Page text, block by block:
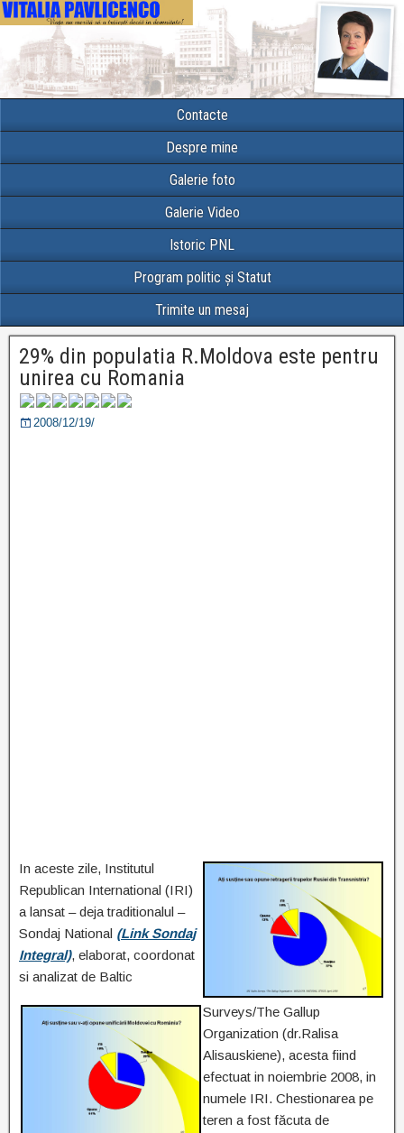
Contacte
Despre mine
Galerie foto
Galerie Video
Istoric PNL
Program politic și Statut
Trimite un mesaj
29% din populatia R.Moldova este pentru
unirea cu Romania
2008/12/19/
In aceste zile, Institutul
Republican International (IRI)
a lansat – deja traditionalul –
Sondaj National (Link Sondaj
Integral), elaborat, coordonat
si analizat de Baltic
Surveys/The Gallup
Organization (dr.Ralisa
Alisauskiene), acesta fiind
efectuat in noiembrie 2008, in
numele IRI. Chestionarea pe
teren a fost făcuta de